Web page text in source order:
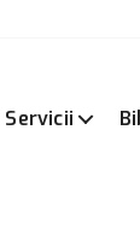
Servicii